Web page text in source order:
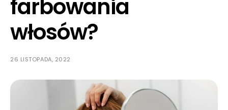
farbowania
włosów?
26 LISTOPADA, 2022